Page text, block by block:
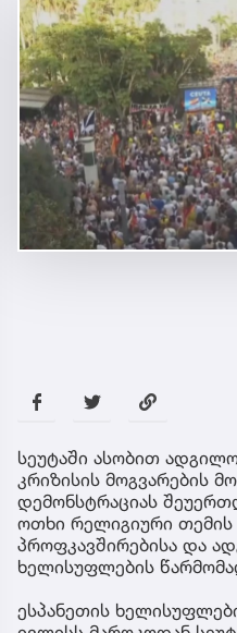
სეუტაში ასობით
კრიზისის მოგვარების
დემონსტრაციას
ოთხი რელიგიური თემის
პროფკავშირებისა და
ხელისუფლების
ესპანეთის